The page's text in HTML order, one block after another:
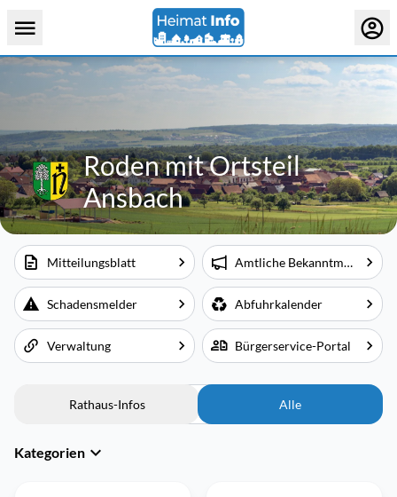
Roden mit Ortsteil
Ansbach
Mitteilungsblatt Amtliche Bekanntmachungen
Schadensmelder Abfuhrkalender
Verwaltung Bürgerservice-Portal
Rathaus-Infos Alle
Kategorien